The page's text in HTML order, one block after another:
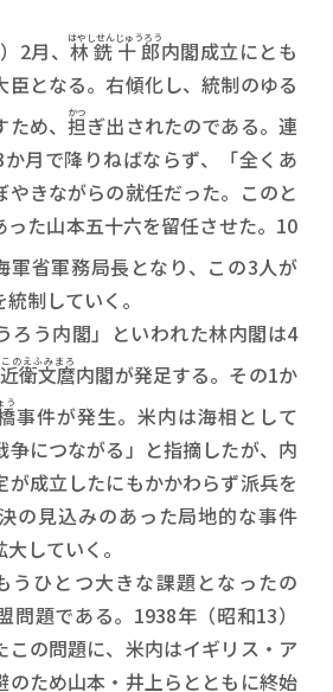
2月、林銑十郎
はやしせんじゅうろう内閣成立にとも
臣となる。右傾化し、統制のゆる
め、 担
かつ ぎ出されたのである。連
月で降りねばならず、「全くあ
やきながらの就任だった。このと
った山本五十六を留任させた。10
軍省軍務局長となり、この3人が
制していく。
ろう内閣」といわれた林内閣は4
近衛文麿
このえふみまろ 内閣が発足する。その1か
う事件が発生。米内は海相として
争につながる」と指摘したが、内
が成立したにもかかわらず派兵を
の見込みのあった局地的な事件
していく。
うひとつ大きな課題となったの
問題である。1938年（昭和13）
この問題に、米内はイギリス・ア
のため山本・井上らとともに終始